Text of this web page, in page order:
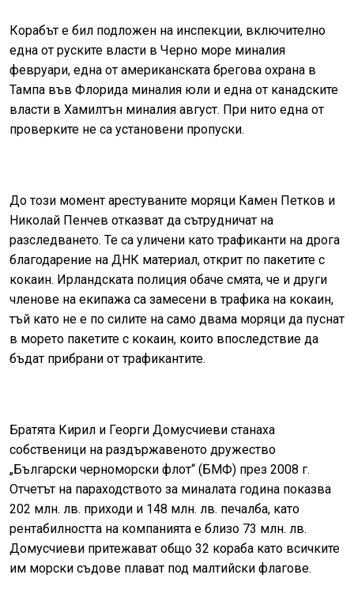
Корабът е бил подложен на инспекции, включително
една от руските власти в Черно море миналия
февруари, една от американската брегова охрана в
Тампа във Флорида миналия юли и една от канадските
власти в Хамилтън миналия август. При нито една от
проверките не са установени пропуски.
До този момент арестуваните моряци Камен Петков и
Николай Пенчев отказват да сътрудничат на
разследването. Те са уличени като трафиканти на дрога
благодарение на ДНК материал, открит по пакетите с
кокаин. Ирландската полиция обаче смята, че и други
членове на екипажа са замесени в трафика на кокаин,
тъй като не е по силите на само двама моряци да пуснат
в морето пакетите с кокаин, които впоследствие да
бъдат прибрани от трафикантите.
Братята Кирил и Георги Домусчиеви станаха
собственици на раздържавеното дружество
„Български черноморски флот“ (БМФ) през 2008 г.
Отчетът на параходството за миналата година показва
202 млн. лв. приходи и 148 млн. лв. печалба, като
рентабилността на компанията е близо 73 млн. лв.
Домусчиеви притежават общо 32 кораба като всичките
им морски съдове плават под малтийски флагове.